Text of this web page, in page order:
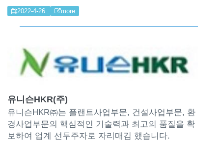
2022-4-26. more
유니슨HKR(주)
유니슨HKR㈜는 플랜트사업부문, 건설사업부문, 환
경사업부문의 핵심적인 기술력과 최고의 품질을 확
보하여 업계 선두주자로 자리매김 했습니다.